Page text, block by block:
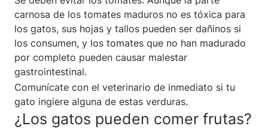
carnosa de los tomates maduros no es tóxica para
los gatos, sus hojas y tallos pueden ser dañinos si
los consumen, y los tomates que no han madurado
por completo pueden causar malestar
gastrointestinal.
Comunícate con el veterinario de inmediato si tu
gato ingiere alguna de estas verduras.
¿Los gatos pueden comer frutas?